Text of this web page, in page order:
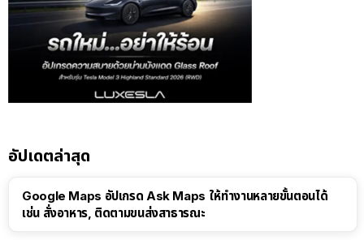
อัปเดตล่าสุด
Google Maps อัปเกรด Ask Maps ให้ทำงานหลายขั้นตอนได้
เช่น สั่งอาหาร, ติดตามขนส่งสาธารณะ